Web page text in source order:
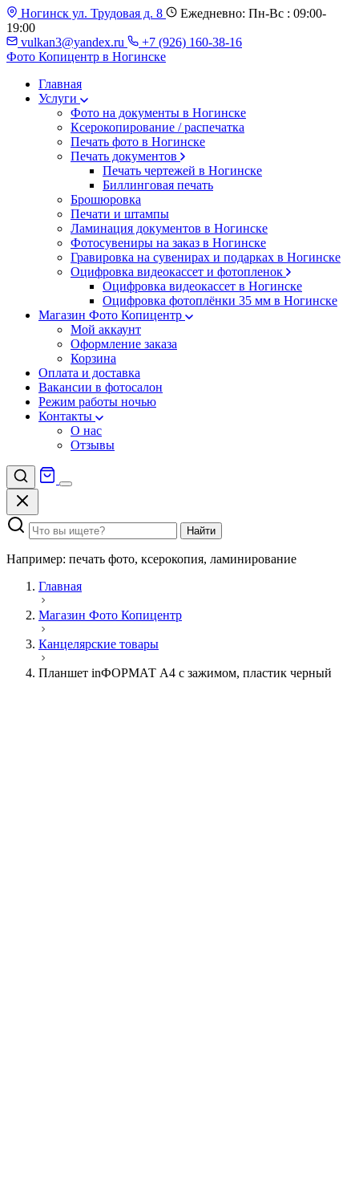
Ногинск ул. Трудовая д. 8
Ежедневно: Пн-Вс : 09:00-
19:00
vulkan3@yandex.ru
+7 (926) 160-38-16
Фото Копицентр в Ногинске
Главная
Услуги
Фото на документы в Ногинске
Ксерокопирование / распечатка
Печать фото в Ногинске
Печать документов
Печать чертежей в Ногинске
Биллинговая печать
Брошюровка
Печати и штампы
Ламинация документов в Ногинске
Фотосувениры на заказ в Ногинске
Гравировка на сувенирах и подарках в Ногинске
Оцифровка видеокассет и фотопленок
Оцифровка видеокассет в Ногинске
Оцифровка фотоплёнки 35 мм в Ногинске
Магазин Фото Копицентр
Мой аккаунт
Оформление заказа
Корзина
Оплата и доставка
Вакансии в фотосалон
Режим работы ночью
Контакты
О нас
Отзывы
Найти
Например: печать фото, ксерокопия, ламинирование
Главная
Магазин Фото Копицентр
Канцелярские товары
Планшет inФОРМАТ А4 с зажимом, пластик черный